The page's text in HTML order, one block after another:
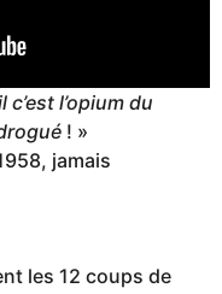
c’est l’opium du
! »
jamais
les 12 coups de